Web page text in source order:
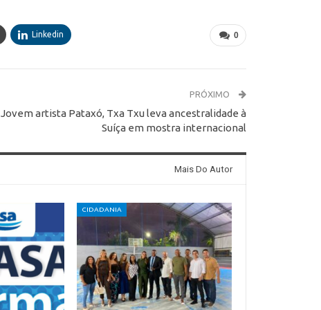
0
Linkedin
PRÓXIMO
Jovem artista Pataxó, Txa Txu leva ancestralidade à
Suíça em mostra internacional
Mais Do Autor
CIDADANIA